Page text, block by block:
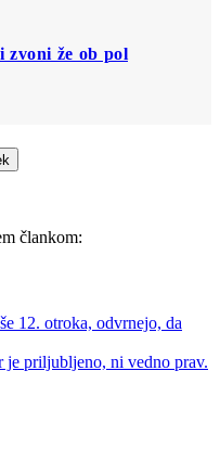
zvoni že ob pol
člankom:
12. otroka, odvrnejo, da
je priljubljeno, ni vedno prav.